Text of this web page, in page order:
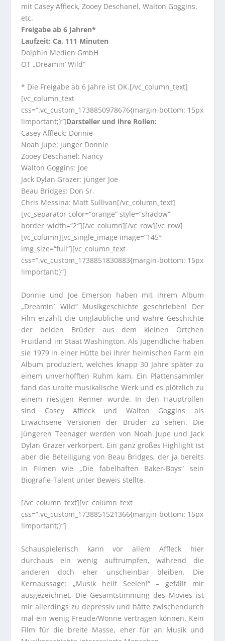
mit Casey Affleck, Zooey Deschanel, Walton Goggins,
etc.
Freigabe ab 6 Jahren*
Laufzeit: Ca. 111 Minuten
Dolphin Medien GmbH
OT „Dreamin’ Wild“
* Die Freigabe ab 6 Jahre ist OK.[/vc_column_text]
[vc_column_text
css=“.vc_custom_1738850978676{margin-bottom: 15px
!important;}“]Darsteller und ihre Rollen:
Casey Affleck: Donnie
Noah Jupe: junger Donnie
Zooey Deschanel: Nancy
Walton Goggins: Joe
Jack Dylan Grazer: junger Joe
Beau Bridges: Don Sr.
Chris Messina: Matt Sullivan[/vc_column_text]
[vc_separator color=“orange“ style=“shadow“
border_width=“2″][/vc_column][/vc_row][vc_row]
[vc_column][vc_single_image image=“145″
img_size=“full“][vc_column_text
css=“.vc_custom_1738851830883{margin-bottom: 15px
!important;}“]
Donnie und Joe Emerson haben mit ihrem Album
„Dreamin´ Wild“ Musikgeschichte geschrieben! Der
Film erzählt die unglaubliche und wahre Geschichte
der beiden Brüder aus dem kleinen Örtchen
Fruitland im Staat Washington. Als Jugendliche haben
sie 1979 in einer Hütte bei ihrer heimischen Farm ein
Album produziert, welches knapp 30 Jahre später zu
einem unverhofften Ruhm kam. Ein Plattensammler
fand das uralte musikalische Werk und es plötzlich zu
einem riesigen Renner wurde. In den Hauptrollen
sind Casey Affleck und Walton Goggins als
Erwachsene Versionen der Brüder zu sehen. Die
jüngeren Teenager werden von Noah Jupe und Jack
Dylan Grazer verkörpert. Ein ganz großes Highlight ist
aber die Beteiligung von Beau Bridges, der ja bereits
in Filmen wie „Die fabelhaften Baker-Boys“ sein
Biografie-Talent unter Beweis stellte.
[/vc_column_text][vc_column_text
css=“.vc_custom_1738851521366{margin-bottom: 15px
!important;}“]
Schauspielerisch kann vor allem Affleck hier
durchaus ein wenig auftrumpfen, während die
anderen doch eher unscheinbar bleiben. Die
Kernaussage: „Musik heilt Seelen!“ – gefällt mir
ausgezeichnet. Die Gesamtstimmung des Movies ist
mir allerdings zu depressiv und hätte zwischendurch
mal ein wenig Freude/Wonne vertragen können. Kein
Film für die breite Masse, eher für an Musik und